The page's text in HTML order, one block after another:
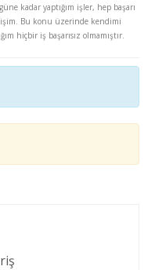
kadar yaptığım işler, hep başarı
Bu konu üzerinde kendimi
hiçbir iş başarısız olmamıştır.